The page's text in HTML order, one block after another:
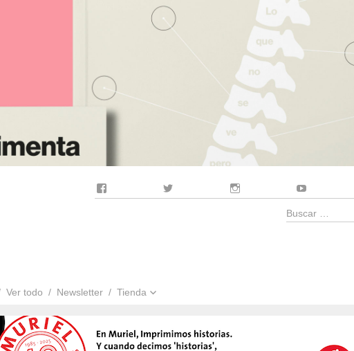
Ver todo Newsletter Tienda
Buscar